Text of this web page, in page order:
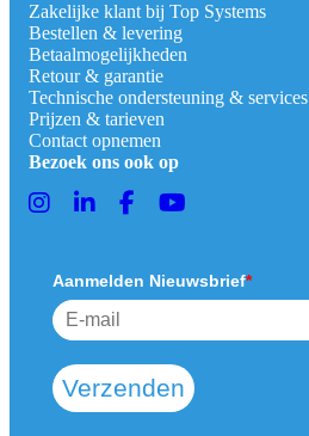
Zakelijke klant bij Top Systems
Bestellen & levering
Betaalmogelijkheden
Retour & garantie
Technische ondersteuning & services
Prijzen & tarieven
Contact opnemen
Bezoek ons ook op
Aanmelden Nieuwsbrief*
Verzenden